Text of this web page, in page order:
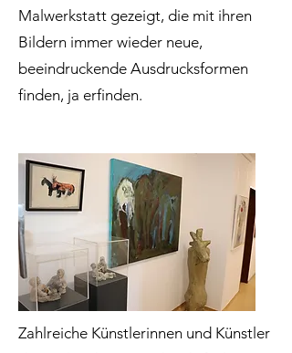
Malwerkstatt gezeigt, die mit ihren
Bildern immer wieder neue,
beeindruckende Ausdrucksformen
finden, ja erfinden.
Zahlreiche Künstlerinnen und Künstler